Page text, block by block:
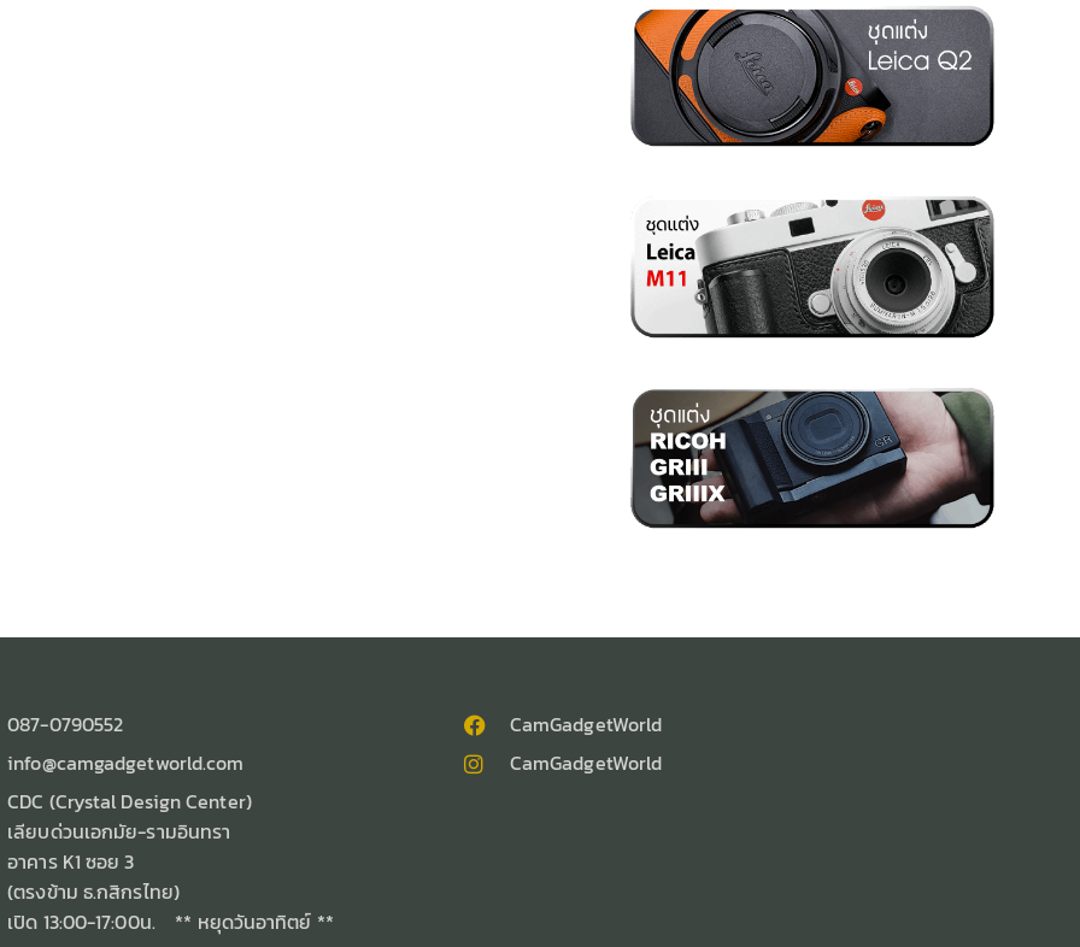
087-0790552
info@camgadgetworld.com
CDC (Crystal Design Center)
เลียบด่วนเอกมัย-รามอินทรา
อาคาร K1 ซอย 3
(ตรงข้าม ธ.กสิกรไทย)
เปิด 13:00-17:00น. ** หยุดวันอาทิตย์ **
CamGadgetWorld
CamGadgetWorld